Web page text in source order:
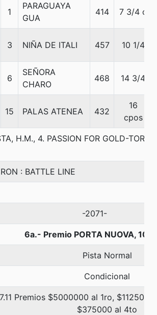
1
PARAGUAYA
GUA
414 7 3/4 c
3 NIÑA DE ITALI 457 10 1/4
6
SEÑORA
CHARO
468 14 3/4
15 PALAS ATENEA 432
16
cpos
H.M., 4. PASSION FOR GOLD-
: BATTLE LINE
-2071-
6a.- Premio PORTA NUOVA,
Pista Normal
Condicional
Premios $5000000 al 1ro,
$375000 al 4to